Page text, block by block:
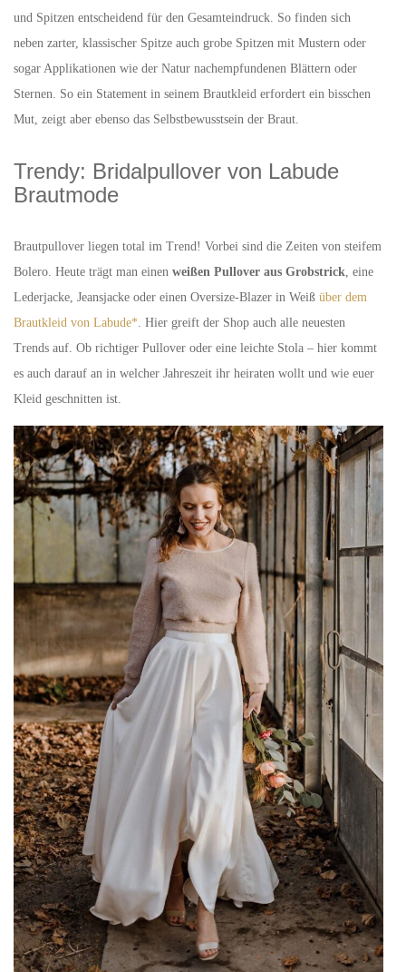
und Spitzen entscheidend für den Gesamteindruck. So finden sich
neben zarter, klassischer Spitze auch grobe Spitzen mit Mustern oder
sogar Applikationen wie der Natur nachempfundenen Blättern oder
Sternen. So ein Statement in seinem Brautkleid erfordert ein bisschen
Mut, zeigt aber ebenso das Selbstbewusstsein der Braut.
Trendy: Bridalpullover von Labude
Brautmode
Brautpullover liegen total im Trend! Vorbei sind die Zeiten von steifem
Bolero. Heute trägt man einen weißen Pullover aus Grobstrick , eine
Lederjacke, Jeansjacke oder einen Oversize-Blazer in Weiß über dem
Brautkleid von Labude* . Hier greift der Shop auch alle neuesten
Trends auf. Ob richtiger Pullover oder eine leichte Stola – hier kommt
es auch darauf an in welcher Jahreszeit ihr heiraten wollt und wie euer
Kleid geschnitten ist.